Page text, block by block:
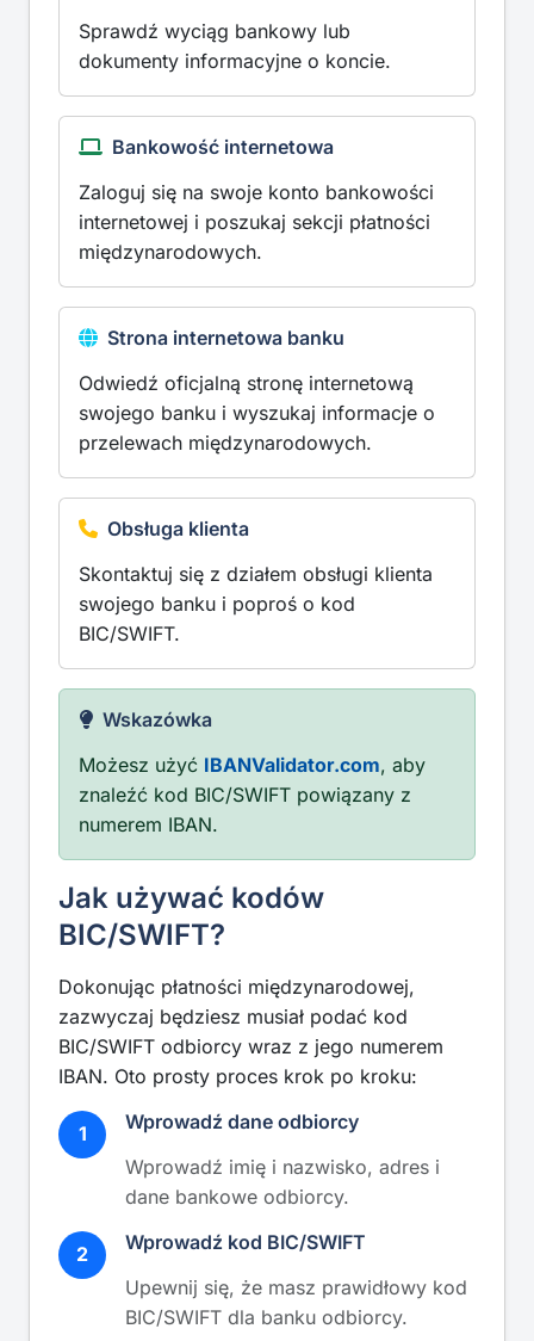
Sprawdź wyciąg bankowy lub
dokumenty informacyjne o koncie.
Bankowość internetowa
Zaloguj się na swoje konto bankowości
internetowej i poszukaj sekcji płatności
międzynarodowych.
Strona internetowa banku
Odwiedź oficjalną stronę internetową
swojego banku i wyszukaj informacje o
przelewach międzynarodowych.
Obsługa klienta
Skontaktuj się z działem obsługi klienta
swojego banku i poproś o kod
BIC/SWIFT.
Wskazówka
Możesz użyć IBANValidator.com, aby
znaleźć kod BIC/SWIFT powiązany z
numerem IBAN.
Jak używać kodów
BIC/SWIFT?
Dokonując płatności międzynarodowej,
zazwyczaj będziesz musiał podać kod
BIC/SWIFT odbiorcy wraz z jego numerem
IBAN. Oto prosty proces krok po kroku:
1
Wprowadź dane odbiorcy
Wprowadź imię i nazwisko, adres i
dane bankowe odbiorcy.
2
Wprowadź kod BIC/SWIFT
Upewnij się, że masz prawidłowy kod
BIC/SWIFT dla banku odbiorcy.